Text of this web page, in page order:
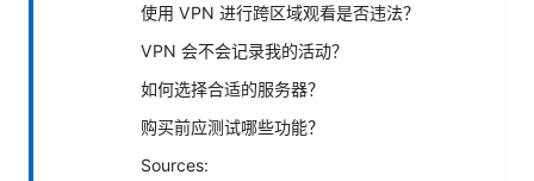
使用 VPN 进行跨区域观看是否违法？
VPN 会不会记录我的活动？
如何选择合适的服务器？
购买前应测试哪些功能？
Sources: